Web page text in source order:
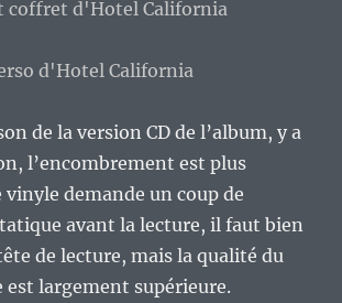
de la version CD de l’album, y a
l’encombrement est plus
demande un coup de
avant la lecture, il faut bien
de lecture, mais la qualité du
largement supérieure.